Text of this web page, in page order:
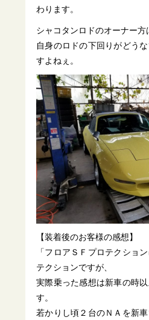
わります。
シャコタンロドのオーナー方
自身のロドの下回りがどう
すよねぇ。
【装着後のお客様の感想】
「フロアＳＦプロテクショ
テクションですが、
実際乗った感想は新車の時
す。
若かりし頃２台のＮＡを新